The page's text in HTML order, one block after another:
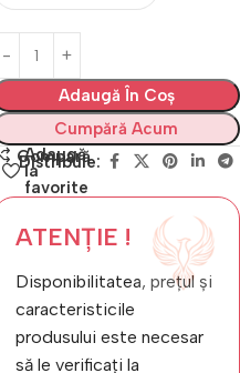
Adaugă În Coș
Cumpără Acum
Compară
Adaugă
la
favorite
Distribuie:
ATENȚIE !
Disponibilitatea, prețul și
caracteristicile
produsului este necesar
să le verificați la